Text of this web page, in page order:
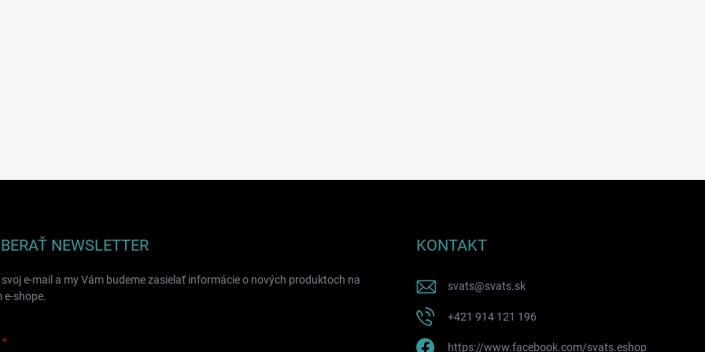
NEWSLETTER
e-mail a my Vám budeme zasielať informácie o nových produktoch na
e-shope.
KONTAKT
svats@svats.sk
+421 914 121 196
https://www.facebook.com/svats.eshop